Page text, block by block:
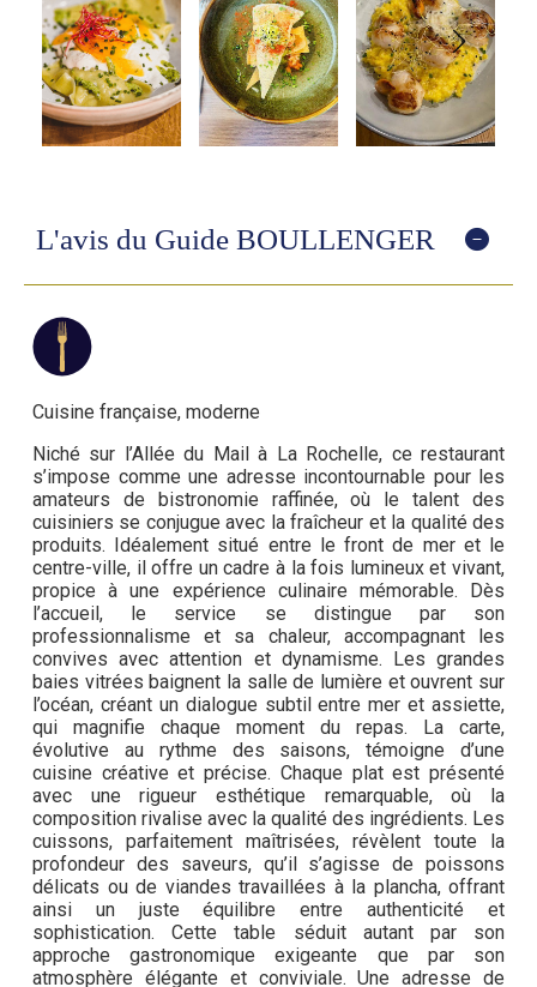
L'avis du Guide BOULLENGER
Cuisine française, moderne
Niché sur l’Allée du Mail à La Rochelle, ce restaurant
s’impose comme une adresse incontournable pour les
amateurs de bistronomie raffinée, où le talent des
cuisiniers se conjugue avec la fraîcheur et la qualité des
produits. Idéalement situé entre le front de mer et le
centre-ville, il offre un cadre à la fois lumineux et vivant,
propice à une expérience culinaire mémorable. Dès
l’accueil, le service se distingue par son
professionnalisme et sa chaleur, accompagnant les
convives avec attention et dynamisme. Les grandes
baies vitrées baignent la salle de lumière et ouvrent sur
l’océan, créant un dialogue subtil entre mer et assiette,
qui magnifie chaque moment du repas. La carte,
évolutive au rythme des saisons, témoigne d’une
cuisine créative et précise. Chaque plat est présenté
avec une rigueur esthétique remarquable, où la
composition rivalise avec la qualité des ingrédients. Les
cuissons, parfaitement maîtrisées, révèlent toute la
profondeur des saveurs, qu’il s’agisse de poissons
délicats ou de viandes travaillées à la plancha, offrant
ainsi un juste équilibre entre authenticité et
sophistication. Cette table séduit autant par son
approche gastronomique exigeante que par son
atmosphère élégante et conviviale. Une adresse de